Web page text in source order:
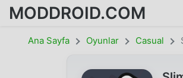
MODDROID.COM
Ana Sayfa Oyunlar Casual